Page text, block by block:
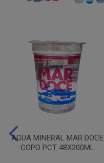
AGUA MINERAL MAR DOCE
COPO PCT 48X200ML